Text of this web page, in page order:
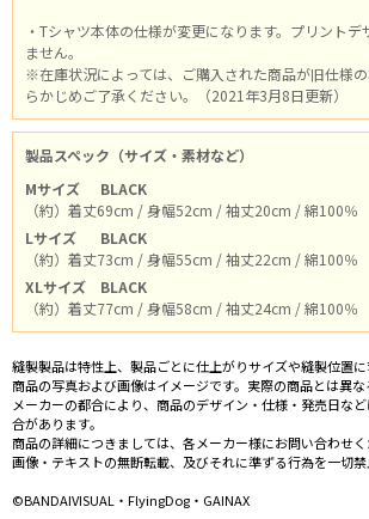
・Tシャツ本体の仕様が変更になります。プリント
ません。
※在庫状況によっては、ご購入された商品が旧仕様
らかじめご了承ください。（2021年3月8日更新）
製品スペック（サイズ・素材など）
Mサイズ
BLACK
（約）着丈69cm / 身幅52cm / 袖丈20cm / 綿100％
Lサイズ
BLACK
（約）着丈73cm / 身幅55cm / 袖丈22cm / 綿100％
XLサイズ
BLACK
（約）着丈77cm / 身幅58cm / 袖丈24cm / 綿100％
縫製製品は特性上、製品ごとに仕上がりサイズや縫製位置に
商品の写真および画像はイメージです。実際の商品とは異な
メーカーの都合により、商品のデザイン・仕様・発売日な
合があります。
商品の詳細につきましては、各メーカー様にお問い合わせく
画像・テキストの無断転載、及びそれに準ずる行為を一切禁
©BANDAIVISUAL・FlyingDog・GAINAX